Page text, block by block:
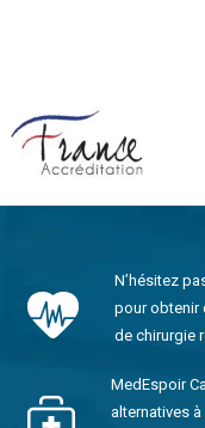
N’hésitez
pour obtenir
de chirurgie
MedEspoir
alternatives